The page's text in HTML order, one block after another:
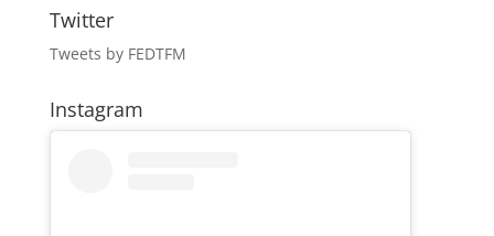
Twitter
Tweets by FEDTFM
Instagram